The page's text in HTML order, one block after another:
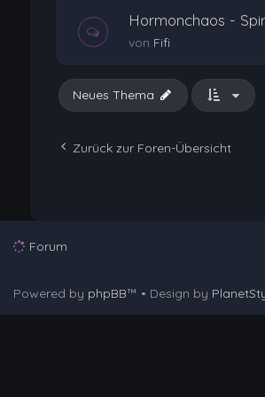
Hormonchaos -
von Fifi
Neues Thema
Zurück zur Foren-Übersicht
Forum
Powered by phpBB™ • Design by